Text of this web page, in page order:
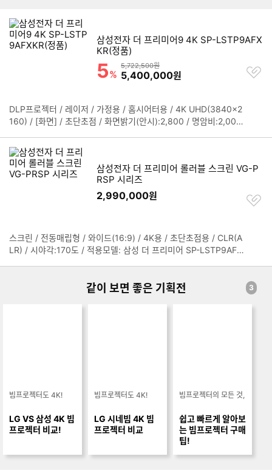
삼성전자 더 프리미어9 4K SP-LSTP9AFX
KR(정품)
할인률
5%
상품금액
5,722,500원
할인금액
5,400,000원
찜
하
DLP프로젝터 / 레이저 / 가정용 / 홈시어터용 / 4K UHD(3840x2
160) / [화면] / 초단초점 / 화면밝기(안시):2,800 / 명암비:2,000,
DR10+ / 필름메이커모드 / 키스톤(자동) / [음향] / 돌비디지털 / 스
피커:4.2채널 / 출력:40W / [스마트] / 타이젠OS / 넷플릭스 / 유튜
브 / 미러링 / 블루투스 / WiFi / [단자] / RF(안테나) / LAN / HDM
I:3개 / USB:1개 / 지원:eARC,CEC / [부가] / TV수신 / USB재생 /
소비전력:410W / 소음:32dB / 무게:11.5kg / 크기(가로x세로x깊
펼
삼성전자 더 프리미어 롤러블 스크린 VG-P
RSP 시리즈
2,990,000원
찜
하
스크린 / 전동매립형 / 와이드(16:9) / 4K용 / 초단초점용 / CLR(A
LR) / 시야각:170도 / 적용모델: 삼성 더 프리미어 SP-LSTP9AFX
펼
같이 보면 좋은 기획전 3
빔프로젝터도 4K!
LG VS 삼성 4K 빔
프로젝터 비교!
빔프로젝터도 4K!
LG 시네빔 4K 빔
프로젝터 비교
빔프로젝터의 모든 것,
쉽고 빠르게 알아보
는 빔프로젝터 구매
팁!